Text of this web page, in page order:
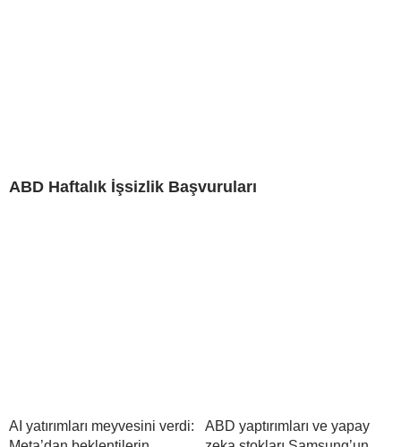
ABD Haftalık İşsizlik Başvuruları
AI yatırımları meyvesini verdi:
ABD yaptırımları ve yapay